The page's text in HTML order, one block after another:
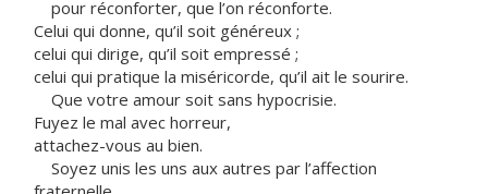
pour réconforter, que l’on réconforte.
Celui qui donne, qu’il soit généreux ;
celui qui dirige, qu’il soit empressé ;
celui qui pratique la miséricorde, qu’il ait le sourire.
Que votre amour soit sans hypocrisie.
Fuyez le mal avec horreur,
attachez-vous au bien.
Soyez unis les uns aux autres par l’affection